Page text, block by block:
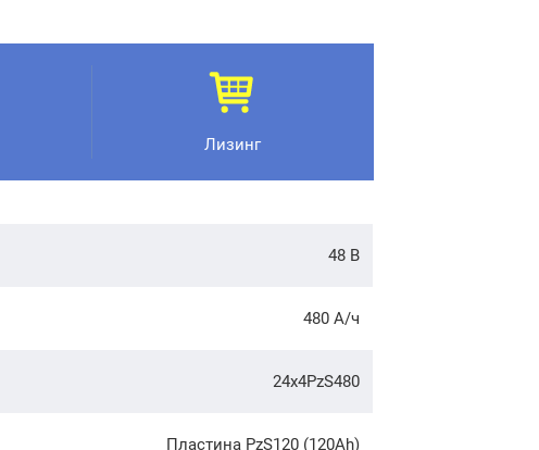
Лизинг
48 В
480 А/ч
24x4PzS480
Пластина PzS120 (120Ah)